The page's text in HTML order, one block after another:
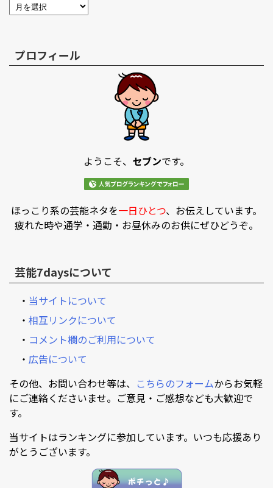
プロフィール
ようこそ、 セブンです。
ほっこり系の芸能ネタを一日ひとつ、お伝えしています。
疲れた時や通学・通勤・お昼休みのお供にぜひどうぞ。
芸能7daysについて
・ 当サイトについて
・ 相互リンクについて
・ コメント欄のご利用について
・ 広告について
その他、お問い合わせ等は、 こちらのフォームからお気軽
にご連絡くださいませ。ご意見・ご感想なども大歓迎で
す。
当サイトはランキングに参加しています。いつも応援あり
がとうございます。